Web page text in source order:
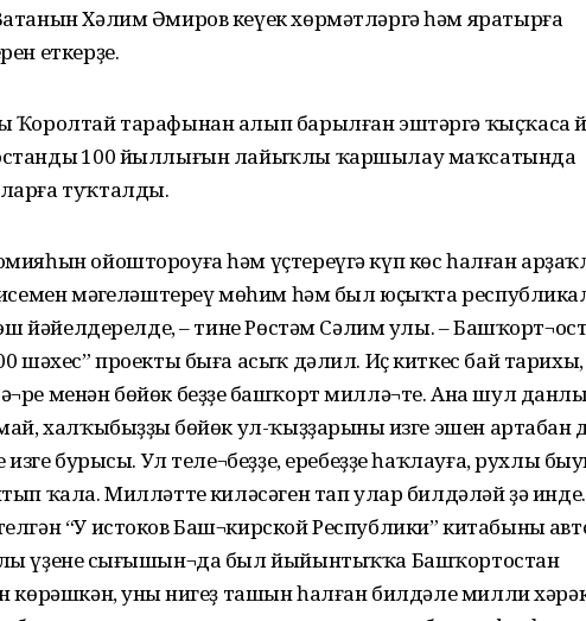
Хәлим Әмиров кеүек хөрмәтләргә һәм яратырға
еткерҙе.
Ҡоролтай тарафынан алып барылған эштәргә ҡыҫҡаса
100 йыллығын лайыҡлы ҡаршылау маҡсатында
туҡталды.
ойоштороуға һәм үҫтереүгә күп көс һалған
исемен мәңгеләштереү мөһим һәм был юҫыҡта
эш йәйелдерелде, – тине Рөстәм Сәлим улы. –
шәхес” проекты быға асыҡ дәлил. Иҫ киткес бай тарихы,
менән бөйөк беҙҙең башҡорт миллә¬те. Ана шул
халҡыбыҙҙың бөйөк ул-ҡыҙҙарының изге эшен артабан
изге бурысы. Ул теле¬беҙҙе, еребеҙҙе һаҡлауға, рухлы
ҡала. Милләттең киләсәген тап улар билдәләй ҙә
“У истоков Баш¬кирской Республики” китабының
үҙенең сығышын¬да был йыйынтыҡҡа Башҡортостан
көрәшкән, уның нигеҙ ташын һалған билдәле милли